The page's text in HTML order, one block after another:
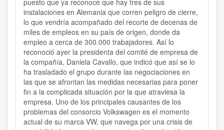
puesto que ya reconoce que hay tres de sus
instalaciones en Alemania que corren peligro de cierre,
lo que vendría acompañado del recorte de decenas de
miles de empleos en su país de origen, donde da
empleo a cerca de 300.000 trabajadores. Así lo
reconoció ayer la presidenta del comité de empresa de
la compañía, Daniela Cavallo, que indicó que así se lo
ha trasladado el grupo durante las negociaciones en
las que se afrontan las medidas necesarias para poner
fin a la complicada situación por la que atraviesa la
empresa. Uno de los principales causantes de los
problemas del consorcio Volkswagen es el momento
actual de su marca VW, que navega por una crisis de